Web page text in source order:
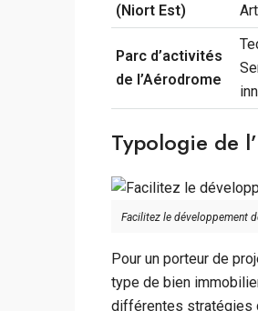
(Niort Est)
Parc d’activités
de l’Aérodrome
Typologie de
Facilitez le développement
Pour un porteur de
type de bien
différentes stratégies